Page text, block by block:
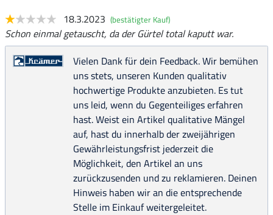
18.3.2023 (bestätigter Kauf)
Schon einmal getauscht, da der Gürtel total kaputt war.
Vielen Dank für dein Feedback. Wir bemühen
uns stets, unseren Kunden qualitativ
hochwertige Produkte anzubieten. Es tut
uns leid, wenn du Gegenteiliges erfahren
hast. Weist ein Artikel qualitative Mängel
auf, hast du innerhalb der zweijährigen
Gewährleistungsfrist jederzeit die
Möglichkeit, den Artikel an uns
zurückzusenden und zu reklamieren. Deinen
Hinweis haben wir an die entsprechende
Stelle im Einkauf weitergeleitet.